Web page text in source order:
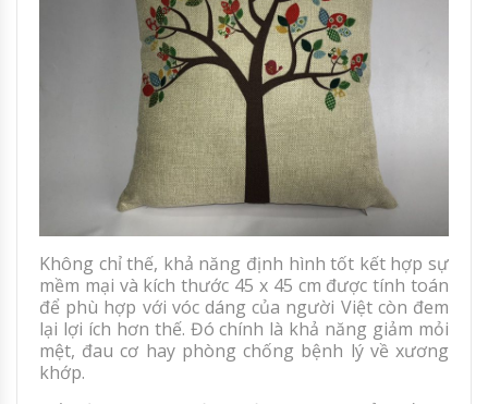
Không chỉ thế, khả năng định hình tốt kết hợp sự
mềm mại và kích thước 45 x 45 cm được tính toán
để phù hợp với vóc dáng của người Việt còn đem
lại lợi ích hơn thế. Đó chính là khả năng giảm mỏi
mệt, đau cơ hay phòng chống bệnh lý về xương
khớp.